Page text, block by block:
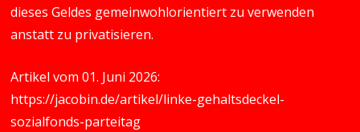
dieses Geldes gemeinwohlorientiert zu verwenden
anstatt zu privatisieren.
Artikel vom 01. Juni 2026:
https://jacobin.de/artikel/linke-gehaltsdeckel-
sozialfonds-parteitag